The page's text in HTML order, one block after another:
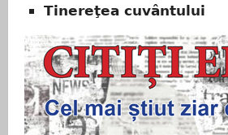
Tinereţea cuvântului